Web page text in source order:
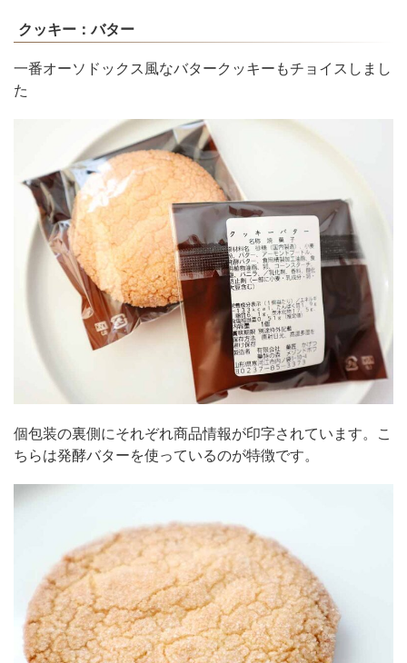
クッキー：バター
一番オーソドックス風なバタークッキーもチョイスしまし
た
個包装の裏側にそれぞれ商品情報が印字されています。こ
ちらは発酵バターを使っているのが特徴です。